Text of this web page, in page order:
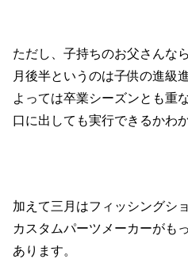
ただし、子持ちのお父さんな
月後半というのは子供の進級
よっては卒業シーズンとも重
口に出しても実行できるかわ
加えて三月はフィッシングシ
カスタムパーツメーカーがも
あります。